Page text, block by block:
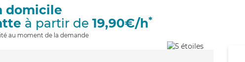
domicile
à partir de 19,90€/h*
au moment de la demande